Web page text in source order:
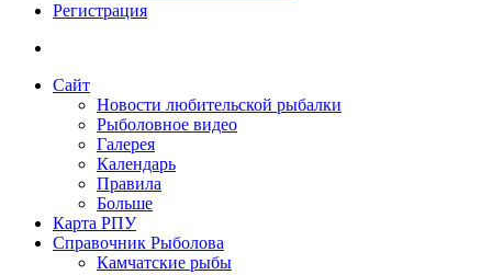
Регистрация
Сайт
Новости любительской рыбалки
Рыболовное видео
Галерея
Календарь
Правила
Больше
Карта РПУ
Справочник Рыболова
Камчатские рыбы